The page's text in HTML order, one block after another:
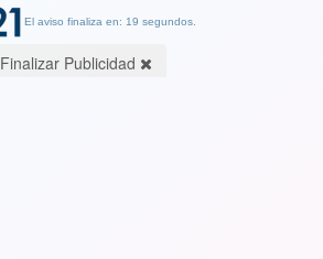
El aviso finaliza en: 19 segundos.
Finalizar Publicidad